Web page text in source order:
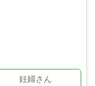
妊婦さん